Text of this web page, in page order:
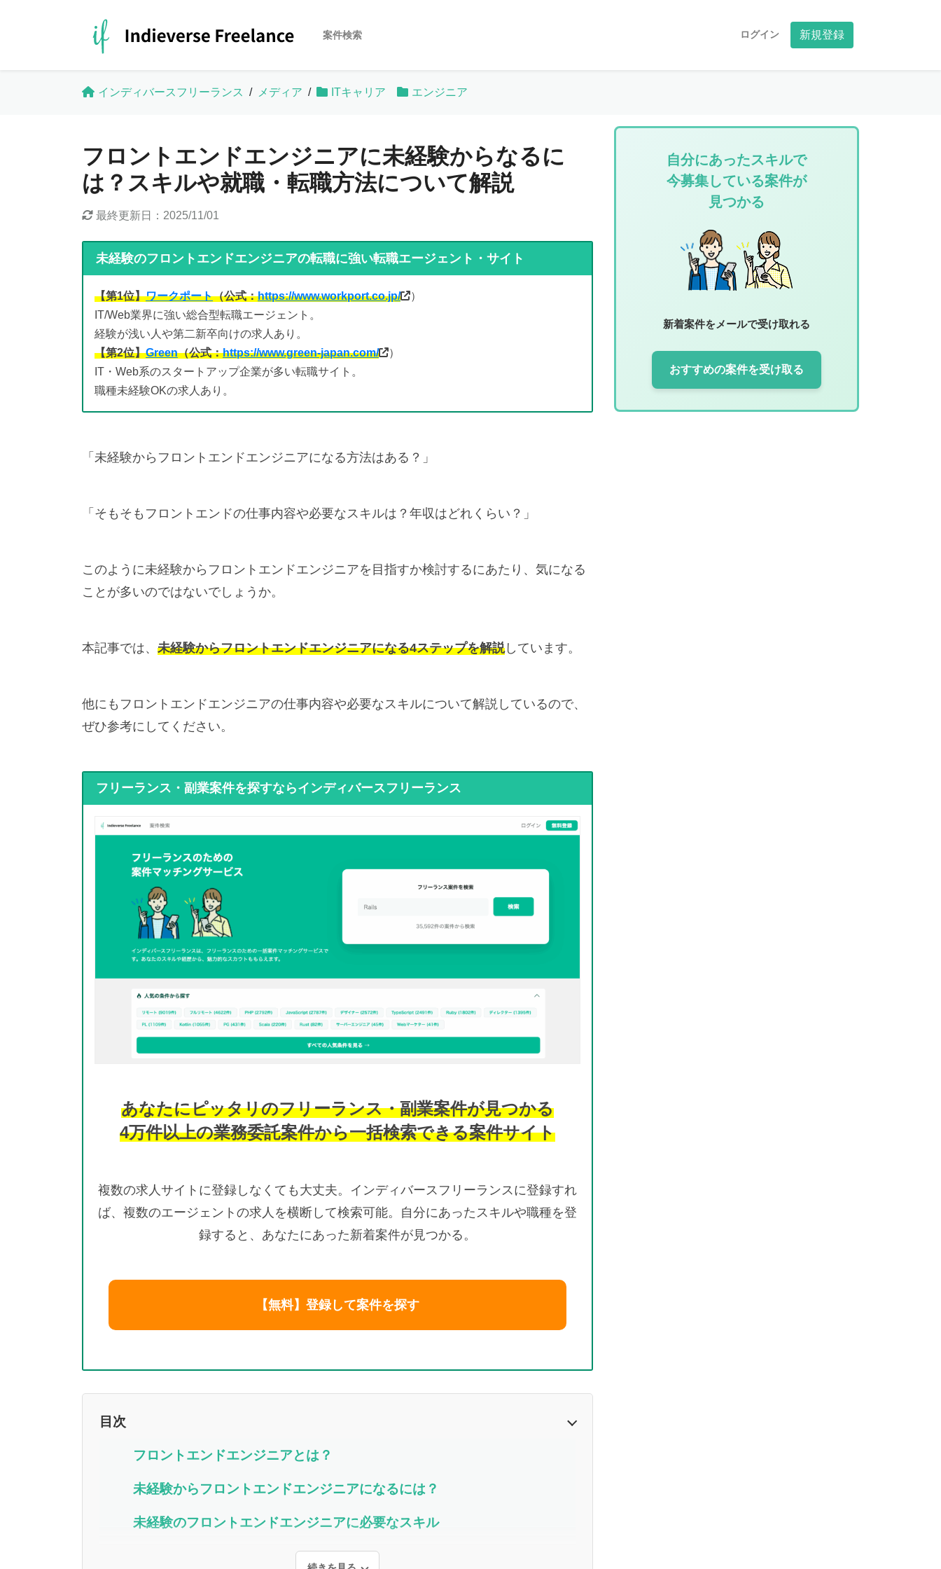
案件検索 ログイン 新規登録
インディバースフリーランス / メディア / ITキャリア エンジニア
フロントエンドエンジニアに未経験からなるに
は？スキルや就職・転職方法について解説
最終更新日： 2025/11/01
未経験のフロントエンドエンジニアの転職に強い転職エージェント・サイト
【第1位】ワークポート（公式：https://www.workport.co.jp/
）
IT/Web業界に強い総合型転職エージェント。
経験が浅い人や第二新卒向けの求人あり。
【第2位】Green（公式：https://www.green-japan.com/
）
IT・Web系のスタートアップ企業が多い転職サイト。
職種未経験OKの求人あり。
「未経験からフロントエンドエンジニアになる方法はある？」
「そもそもフロントエンドの仕事内容や必要なスキルは？年収はどれくらい？」
このように未経験からフロントエンドエンジニアを目指すか検討するにあたり、気になる
ことが多いのではないでしょうか。
本記事では、 未経験からフロントエンドエンジニアになる4ステップを解説しています。
他にもフロントエンドエンジニアの仕事内容や必要なスキルについて解説しているので、
ぜひ参考にしてください。
フリーランス・副業案件を探すならインディバースフリーランス
あなたにピッタリのフリーランス・副業案件が見つかる
4万件以上の業務委託案件から一括検索できる案件サイト
複数の求人サイトに登録しなくても大丈夫。インディバースフリーランスに登録すれ
ば、複数のエージェントの求人を横断して検索可能。自分にあったスキルや職種を登
録すると、あなたにあった新着案件が見つかる。
【無料】登録して案件を探す
目次
フロントエンドエンジニアとは？
未経験からフロントエンドエンジニアになるには？
未経験のフロントエンドエンジニアに必要なスキル
自分にあったスキルで
今募集している案件が
見つかる
新着案件をメールで受け取れる
おすすめの案件を受け取る